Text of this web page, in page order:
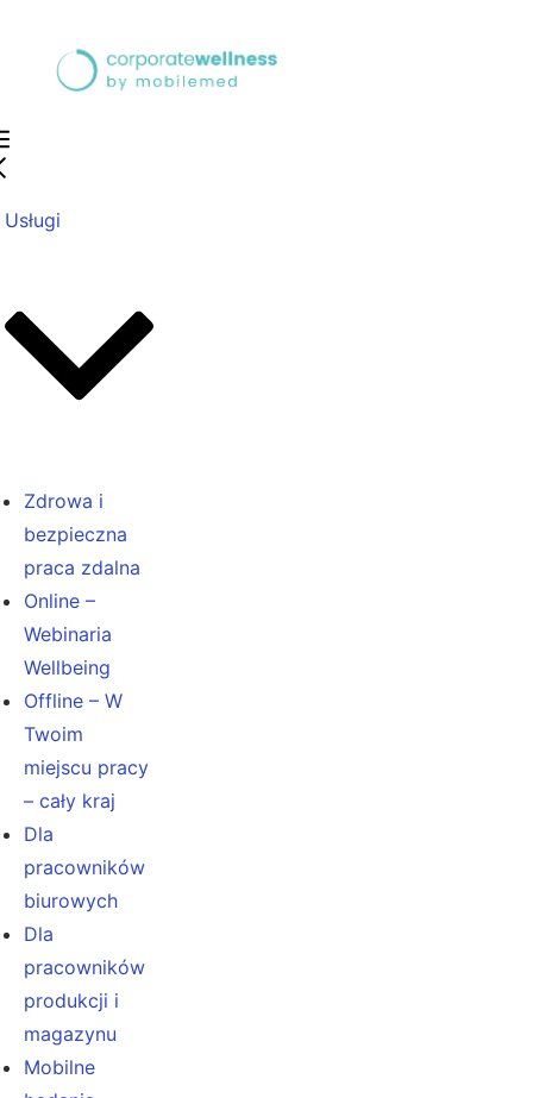
Usługi
Zdrowa i
bezpieczna
praca zdalna
Online –
Webinaria
Wellbeing
Offline – W
Twoim
miejscu pracy
– cały kraj
Dla
pracowników
biurowych
Dla
pracowników
produkcji i
magazynu
Mobilne